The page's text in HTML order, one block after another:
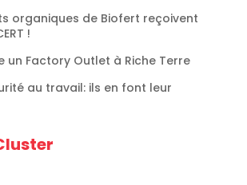
organiques de Biofert reçoivent
!
un Factory Outlet à Riche Terre
au travail: ils en font leur